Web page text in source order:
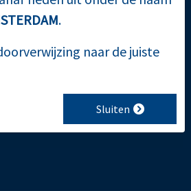
.
naar de juiste
Sluiten